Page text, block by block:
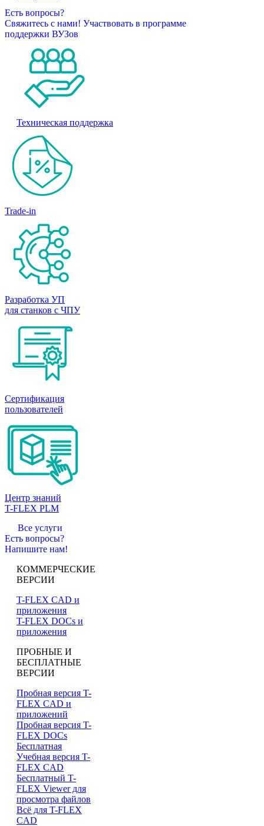
Есть вопросы?
Свяжитесь с нами! Участвовать в программе
поддержки ВУЗов
Техническая поддержка
Trade-in
Разработка УП
для станков с ЧПУ
Сертификация
пользователей
Центр знаний
T-FLEX PLM
Все услуги
Есть вопросы?
Напишите нам!
КОММЕРЧЕСКИЕ
ВЕРСИИ
T-FLEX CAD и
приложения
T-FLEX DOCs и
приложения
ПРОБНЫЕ И
БЕСПЛАТНЫЕ
ВЕРСИИ
Пробная версия T-
FLEX CAD и
приложений
Пробная версия T-
FLEX DOCs
Бесплатная
Учебная версия T-
FLEX CAD
Бесплатный T-
FLEX Viewer для
просмотра файлов
Всё для T-FLEX
CAD